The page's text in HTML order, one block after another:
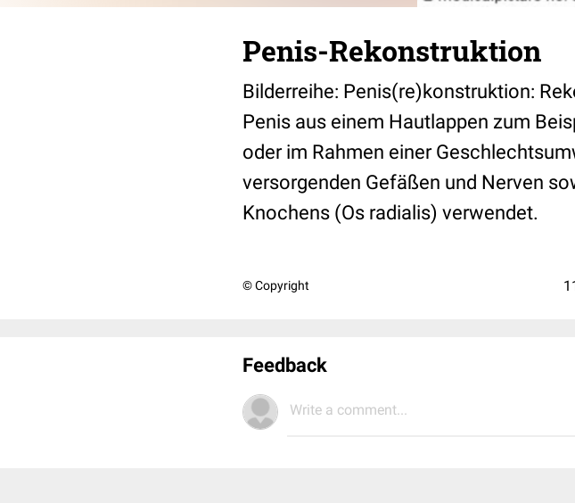
Penis-Rekonstruktion
Bilderreihe: Penis(re)konstruktion:
Penis aus einem Hautlappen zum
oder im Rahmen einer
versorgenden Gefäßen und Nerven
Knochens (Os radialis) verwendet.
© Copyright
Feedback
Write a comment...